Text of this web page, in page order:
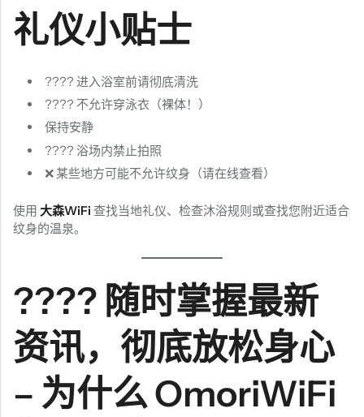
礼仪小贴士
???? 进入浴室前请彻底清洗
???? 不允许穿泳衣（裸体！）
保持安静
???? 浴场内禁止拍照
❌ 某些地方可能不允许纹身（请在线查看）
使用 大森WiFi 查找当地礼仪、检查沐浴规则或查找您附近适合
纹身的温泉。
???? 随时掌握最新
资讯，彻底放松身心
– 为什么 OmoriWiFi